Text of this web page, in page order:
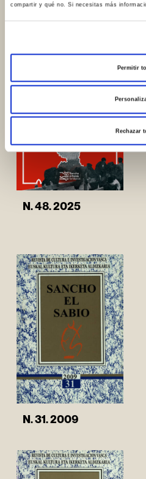
compartir y qué no. Si necesitas más
Permitir
Rechazar
N. 48. 2025
N. 31. 2009